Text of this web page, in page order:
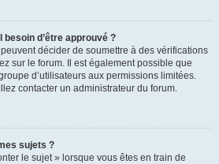
d’être approuvé ?
décider de soumettre à des vérifications
sur le forum. Il est également possible que
d’utilisateurs aux permissions limitées.
contacter un administrateur du forum.
sujets ?
le sujet » lorsque vous êtes en train de